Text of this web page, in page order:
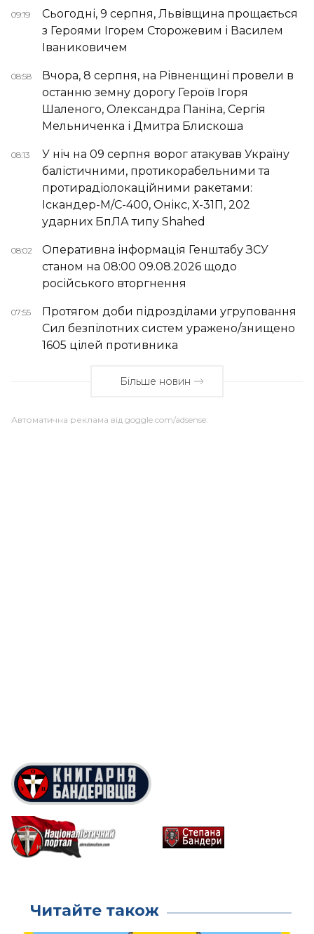
09:19
Сьогодні, 9 серпня, Львівщина прощається
з Героями Ігорем Сторожевим і Василем
Іваниковичем
08:58
Вчора, 8 серпня, на Рівненщині провели в
останню земну дорогу Героїв Ігоря
Шаленого, Олександра Паніна, Сергія
Мельниченка і Дмитра Блискоша
08:13
У ніч на 09 серпня ворог атакував Україну
балістичними, протикорабельними та
протирадіолокаційними ракетами:
Іскандер-М/С-400, Онікс, Х-31П, 202
ударних БпЛА типу Shahed
08:02
Оперативна інформація Генштабу ЗСУ
станом на 08:00 09.08.2026 щодо
російського вторгнення
07:55
Протягом доби підрозділами угруповання
Сил безпілотних систем уражено/знищено
1605 цілей противника
Більше новин
Автоматична реклама від goggle.com/adsense:
Читайте також